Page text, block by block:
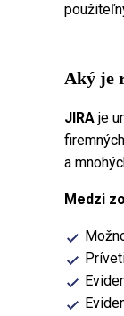
Aký je
JIRA je
a
Medzi